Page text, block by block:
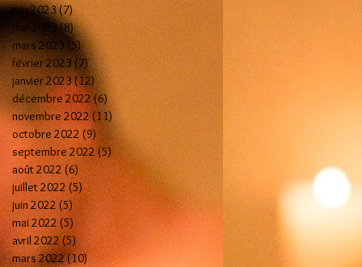
juin 2023(7)7 posts
mai 2023(8)8 posts
mars 2023 (5)5 posts
février 2023 (7)7 posts
janvier 2023(12)12 posts
décembre 2022(6)6 posts
novembre 2022(11)11 posts
octobre 2022 (9) 9 posts
septembre 2022 (5) 5 posts
août 2022 (6)6 posts
juillet 2022(5)5 posts
juin 2022 (5) 5 posts
mai 2022 (5)5 posts
avril 2022 (5)5 posts
mars 2022(10) 10 posts